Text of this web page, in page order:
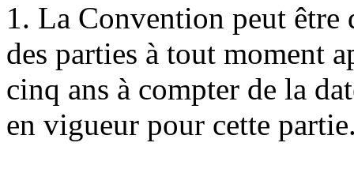
1. La Convention peut être
des parties à tout moment
cinq ans à compter de la
en vigueur pour cette